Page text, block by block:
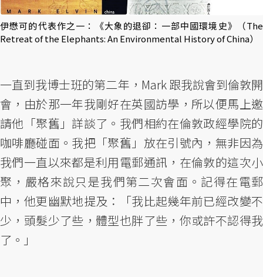
伊懋可的代表作之一：《大象的退卻：一部中國環境史》（The
Retreat of the Elephants: An Environmental History of China）
一直到我博士班的第二年，Mark 跟我說會到倫敦開
會，由於那一年我剛好在英國訪學，所以便馬上邀
請他「聚舊」詳談了。我們相約在倫敦政經學院的
咖啡廳碰面。我把「聚舊」放在引號內，無非因為
我們一直以來都是利用電郵通訊，在倫敦的這次小
聚，嚴格來說只是我們第二次會面。記得在電郵
中，他更幽默地提及：「我比起幾年前已經改變不
少，頭髮少了些，體型也胖了些，你或許不認得我
了。」